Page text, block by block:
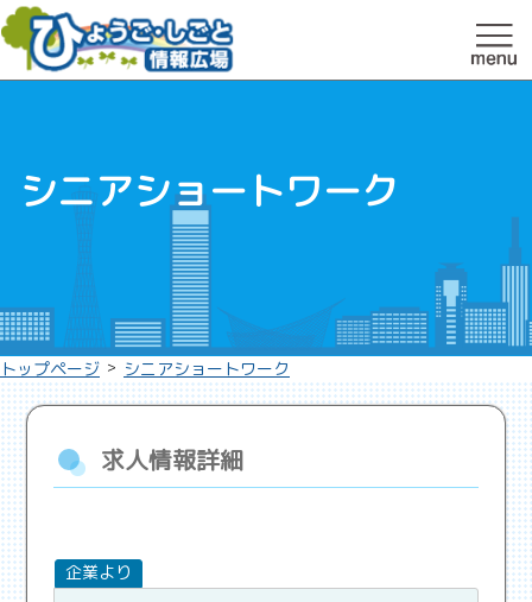
シニアショートワーク
トップページ > シニアショートワーク
求人情報詳細